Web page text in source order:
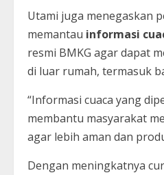
Utami juga menegaskan
memantau informasi
resmi BMKG agar dapat
di luar rumah, termasuk
“Informasi cuaca yang
membantu masyarakat
agar lebih aman dan
Dengan meningkatnya